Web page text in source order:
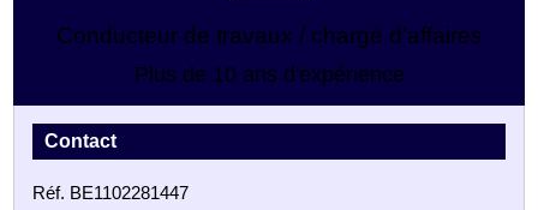
Conducteur de travaux / chargé d'affaires
Plus de 10 ans d'expérience
Contact
Réf. BE1102281447